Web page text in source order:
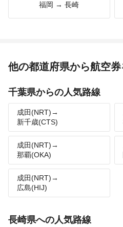
福岡 → 長崎
他の都道府県から航空
千葉県からの人気路線
成田(NRT)→
新千歳(CTS)
成田(NRT)→
那覇(OKA)
成田(NRT)→
広島(HIJ)
長崎県への人気路線